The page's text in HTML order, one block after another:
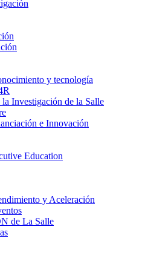
y tecnología
Investigación de la Salle
e Innovación
Education
y Aceleración
de La Salle